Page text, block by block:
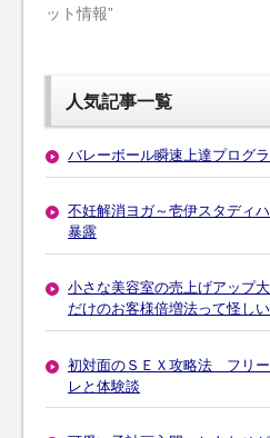
ット情報”
人気記事一覧
バレーボール瞬速上達プログ
不妊解消ヨガ～壱伊スタディ
暴露
小さな美容室の売上げアップ
だけのお客様倍増法って怪し
初対面のＳＥＸ攻略法 フリ
レと体験談